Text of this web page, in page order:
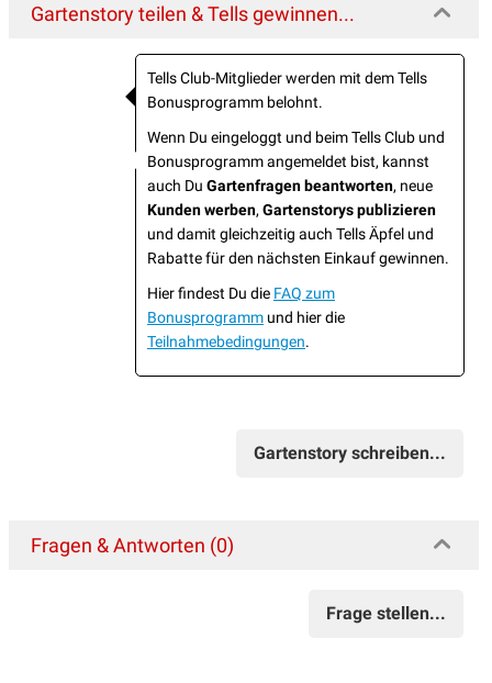
Gartenstory teilen & Tells gewinnen...
Tells Club-Mitglieder werden mit dem Tells
Bonusprogramm belohnt.
Wenn Du eingeloggt und beim Tells Club und
Bonusprogramm angemeldet bist, kannst
auch Du Gartenfragen beantworten, neue
Kunden werben, Gartenstorys publizieren
und damit gleichzeitig auch Tells Äpfel und
Rabatte für den nächsten Einkauf gewinnen.
Hier findest Du die FAQ zum
Bonusprogramm und hier die
Teilnahmebedingungen.
Gartenstory schreiben...
Fragen & Antworten (0)
Frage stellen...